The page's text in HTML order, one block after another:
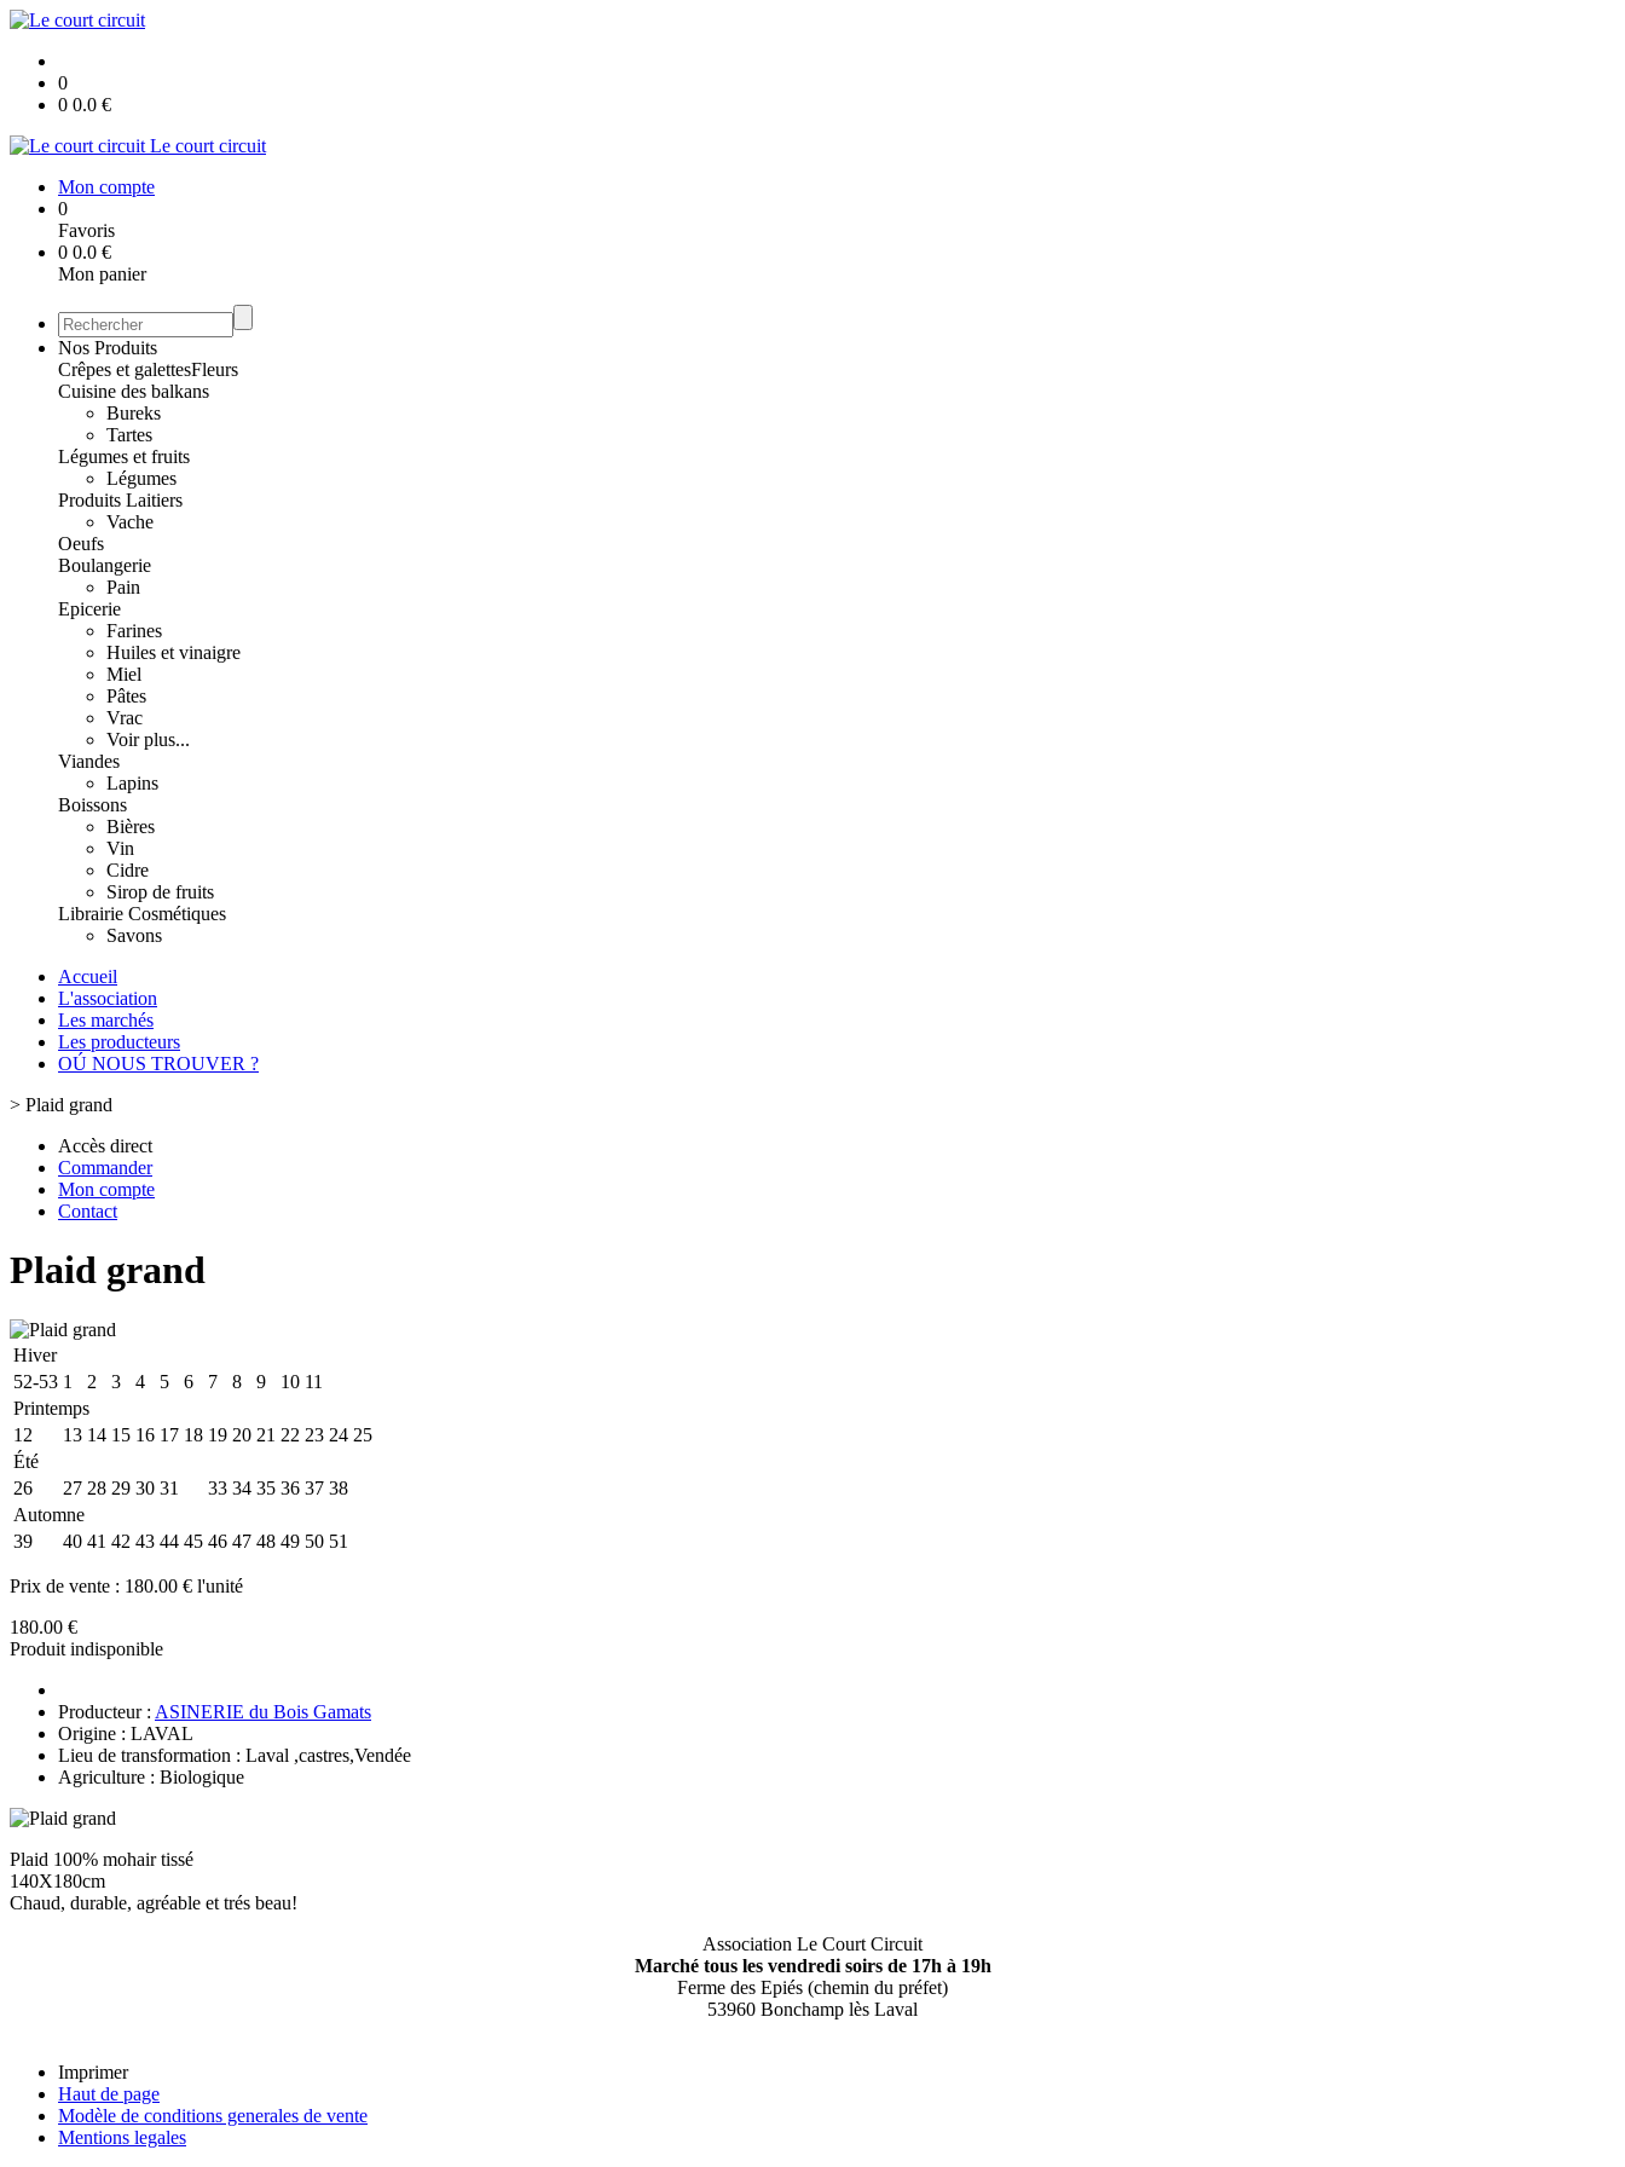
0
0 0.0 €
Le court circuit
Mon compte
0
Favoris
0 0.0 €
Mon panier
Nos Produits
Crêpes et galettesFleurs
Cuisine des balkans
Bureks
Tartes
Légumes et fruits
Légumes
Produits Laitiers
Vache
Oeufs
Boulangerie
Pain
Epicerie
Farines
Huiles et vinaigre
Miel
Pâtes
Vrac
Voir plus...
Viandes
Lapins
Boissons
Bières
Vin
Cidre
Sirop de fruits
Librairie Cosmétiques
Savons
Accueil
L'association
Les marchés
Les producteurs
OÚ NOUS TROUVER ?
> Plaid grand
Accès direct
Commander
Mon compte
Contact
Plaid grand
Hiver
52-53 1 2 3 4 5 6 7 8 9 10 11
Printemps
12
13 14 15 16 17 18 19 20 21 22 23 24 25
Été
26
27 28 29 30 31 33 34 35 36 37 38
Automne
39
40 41 42 43 44 45 46 47 48 49 50 51
Prix de vente : 180.00 € l'unité
180.00 €
Produit indisponible
Producteur : ASINERIE du Bois Gamats
Origine : LAVAL
Lieu de transformation : Laval ,castres,Vendée
Agriculture : Biologique
Plaid 100% mohair tissé
140X180cm
Chaud, durable, agréable et trés beau!
Association Le Court Circuit
Marché tous les vendredi soirs de 17h à 19h
Ferme des Epiés (chemin du préfet)
53960 Bonchamp lès Laval
Imprimer
Haut de page
Modèle de conditions generales de vente
Mentions legales